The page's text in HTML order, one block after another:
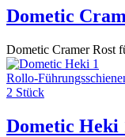
Dometic
Dometic Cramer Rost
Dometic Heki